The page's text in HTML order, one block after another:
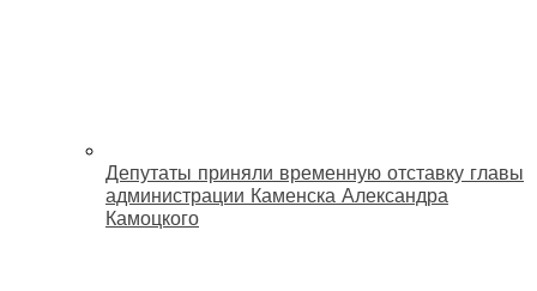
Депутаты приняли временную отставку главы
администрации Каменска Александра
Камоцкого